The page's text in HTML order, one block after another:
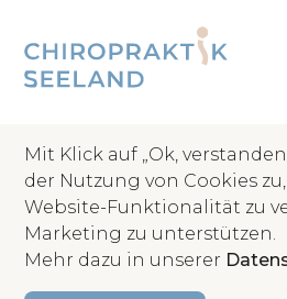
Mit Klick auf „Ok,
der Nutzung von Cookies
Website-Funktionalität zu
Marketing zu unterstützen.
Mehr dazu in unserer
Zurück